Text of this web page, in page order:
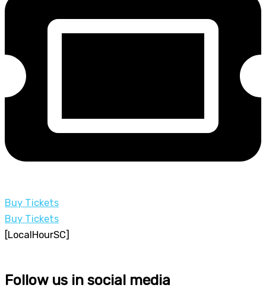
Buy Tickets
Buy Tickets
[LocalHourSC]
Follow us in social media